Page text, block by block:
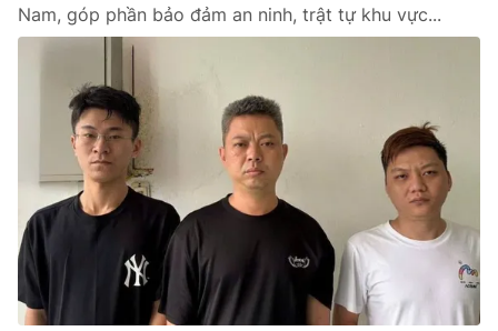
Liên hệ tòa soạn English
THỜI BÁO VTV
Theo dõi báo trên
Cơ quan chủ quản:
Đài Truyền hình Việt Nam
Cơ quan báo chí:
Thời báo VTV
Nam, góp phần bảo đảm an ninh, trật tự khu vực...